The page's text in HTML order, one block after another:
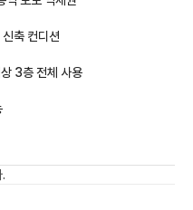
축 컨디션
3층 전체 사용